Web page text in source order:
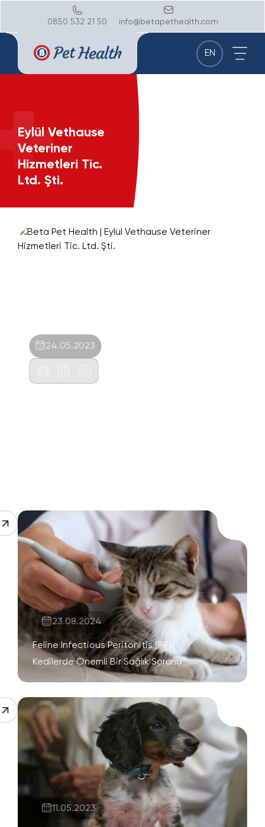
0850 532 21 50 info@betapethealth.com
EN
Eylül Vethause
Veteriner
Hizmetleri Tic.
Ltd. Şti.
24.05.2023
23.08.2024
Feline Infectious Peritonitis (FIP):
Kedilerde Önemli Bir Sağlık Sorunu
11.05.2023